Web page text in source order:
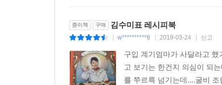
종이책 구매 김수미표 레시피북
w**********6 2019-03-24 신고
구입 계기엄마가 사달라고
고 보기는 한건지 의심이 되
를 쭈르륵 넘기는데....굴비